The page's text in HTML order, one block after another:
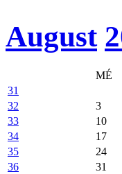
August
MÉ
31
32
3
33
10
34
17
35
24
36
31